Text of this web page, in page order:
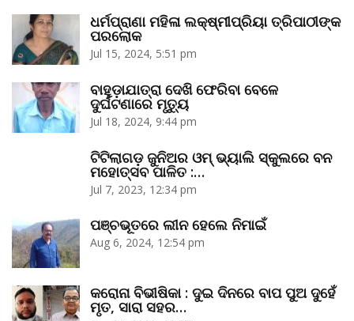
ଧର୍ମପ୍ରାଣା ମହିଳା ଲକ୍ଷ୍ମୀପ୍ରିୟା ତ୍ରିପାଠୀଙ୍କ
ପରଲୋକ
Jul 15, 2024, 5:51 pm
ବାହୁଡ଼ାଯାତ୍ରା ଦେଖି ଫେରିବା ବେଳେ
ଦୁର୍ଘଟଣାରେ ମୃତ୍ୟୁ
Jul 18, 2024, 9:44 pm
ଟିଟିଲାଗଡ଼ ଜୁନିଅର ଓମ୍‌ ଭ୍ୟାଲି ସ୍କୁଲରେ ବନ
ମହୋତ୍ସବ ପାଳିତ :…
Jul 7, 2023, 12:34 pm
ପଞ୍ଚଭୂତରେ ଲୀନ ହେଲେ ନିମାଇଁ
Aug 6, 2024, 12:54 pm
କରୋନା ବିଭୀଷିକା : ଦୁଇ ଦିନରେ ବାପ ପୁଅ ଦୁହେଁ
ମୃତ, ସାରା ସହର…